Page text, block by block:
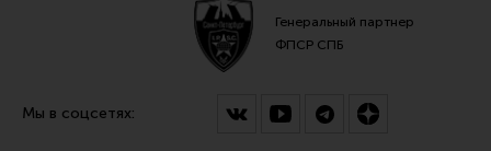
Генеральный партнер
ФПСР СПБ
Мы в соцсетях: